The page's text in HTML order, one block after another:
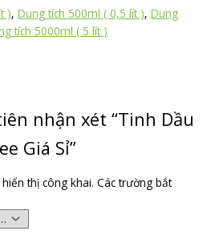
), Dung tích 500ml ( 0,5 lít ), Dung
tích 5000ml ( 5 lít )
nhận xét “Tinh Dầu
Giá Sỉ”
thị công khai. Các trường bắt